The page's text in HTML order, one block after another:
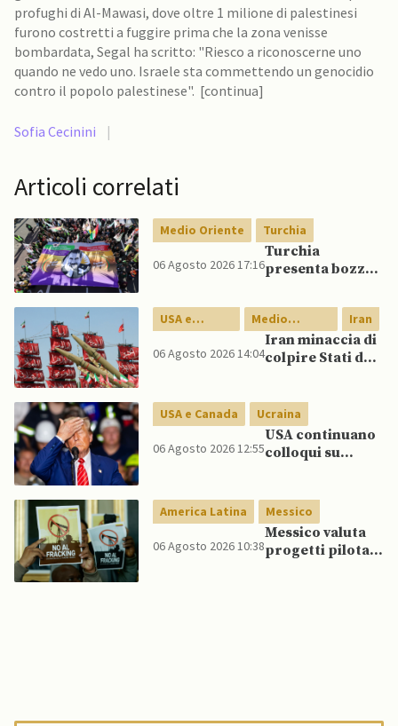
profughi di Al-Mawasi, dove oltre 1 milione di palestinesi
furono costretti a fuggire prima che la zona venisse
bombardata, Segal ha scritto: "Riesco a riconoscerne uno
quando ne vedo uno. Israele sta commettendo un genocidio
contro il popolo palestinese". [continua]
Sofia Cecinini |
Articoli correlati
Medio Oriente Turchia
06 Agosto 2026 17:16
Turchia
presenta bozza
integrazione
milizie curde del
PKK
USA e
Canada
Medio
Oriente
Iran
06 Agosto 2026 14:04
Iran minaccia di
colpire Stati del
USA e Canada Ucraina
06 Agosto 2026 12:55
USA continuano
colloqui su
Patriot in
Ucraina,
nonostante
dubbi di Trump,
America Latina Messico
06 Agosto 2026 10:38
Messico valuta
progetti pilota